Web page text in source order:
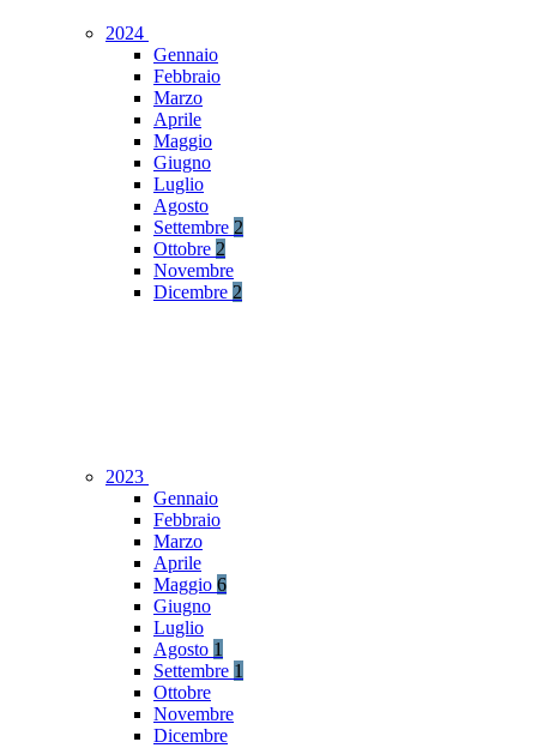
2024
Gennaio
Febbraio
Marzo
Aprile
Maggio
Giugno
Luglio
Agosto
Settembre 2
Ottobre 2
Novembre
Dicembre 2
2023
Gennaio
Febbraio
Marzo
Aprile
Maggio 6
Giugno
Luglio
Agosto 1
Settembre 1
Ottobre
Novembre
Dicembre